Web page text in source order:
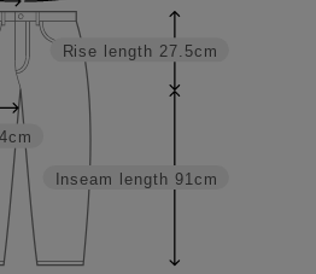
Inseam length 91cm
Rise length 27.5cm